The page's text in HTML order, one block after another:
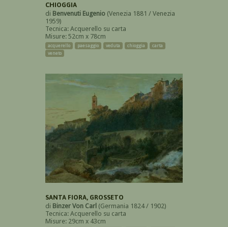
CHIOGGIA
di Benvenuti Eugenio (Venezia 1881 / Venezia
1959)
Tecnica: Acquerello su carta
Misure: 52cm x 78cm
acquerello paesaggio veduta chioggia
carta
veneto
SANTA FIORA, GROSSETO
di Binzer Von Carl (Germania 1824 / 1902)
Tecnica: Acquerello su carta
Misure: 29cm x 43cm